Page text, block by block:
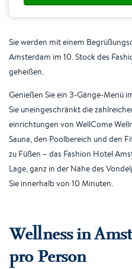
Sie werden mit einem
Amsterdam im 10. Stock des
geheißen.
Genießen Sie ein 3-Gänge-Menü
Sie uneingeschränkt die
einrichtungen von WellCome
Sauna, den Poolbereich und den
zu Füßen – das Fashion Hotel
Lage, ganz in der Nähe des
Sie innerhalb von 10 Minuten.
Wellness in
pro Person